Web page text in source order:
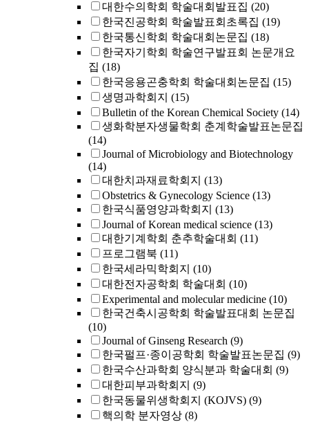
대한수의학회 학술대회발표집 (20)
한국진공학회 학술발표회초록집 (19)
한국통신학회 학술대회논문집 (18)
한국자기학회 학술연구발표회 논문개요
집 (18)
한국응용곤충학회 학술대회논문집 (15)
생명과학회지 (15)
Bulletin of the Korean Chemical Society (14)
생화학분자생물학회 춘계학술발표논문집
(14)
Journal of Microbiology and Biotechnology
(14)
대한치과재료학회지 (13)
Obstetrics & Gynecology Science (13)
한국식품영양과학회지 (13)
Journal of Korean medical science (13)
대한기계학회 춘추학술대회 (11)
프로그램북 (11)
한국세라믹학회지 (10)
대한전자공학회 학술대회 (10)
Experimental and molecular medicine (10)
한국건축시공학회 학술발표대회 논문집
(10)
Journal of Ginseng Research (9)
한국펄프·종이공학회 학술발표논문집 (9)
한국수산과학회 양식분과 학술대회 (9)
대한피부과학회지 (9)
한국동물위생학회지 (KOJVS) (9)
핵의학 분자영상 (8)